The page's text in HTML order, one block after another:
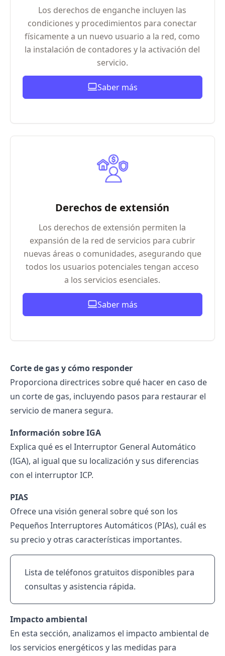
Los derechos de enganche incluyen las
condiciones y procedimientos para conectar
físicamente a un nuevo usuario a la red, como
la instalación de contadores y la activación del
servicio.
Saber más
Derechos de extensión
Los derechos de extensión permiten la
expansión de la red de servicios para cubrir
nuevas áreas o comunidades, asegurando que
todos los usuarios potenciales tengan acceso
a los servicios esenciales.
Saber más
Corte de gas y cómo responder
Proporciona directrices sobre qué hacer en caso de
un corte de gas, incluyendo pasos para restaurar el
servicio de manera segura.
Información sobre IGA
Explica qué es el Interruptor General Automático
(IGA), al igual que su localización y sus diferencias
con el interruptor ICP.
PIAS
Ofrece una visión general sobre qué son los
Pequeños Interruptores Automáticos (PIAs), cuál es
su precio y otras características importantes.
Lista de teléfonos gratuitos disponibles para
consultas y asistencia rápida.
Impacto ambiental
En esta sección, analizamos el impacto ambiental de
los servicios energéticos y las medidas para